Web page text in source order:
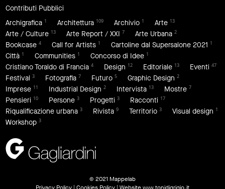
Contributi Pubblici
Archigrafica 1 Architettura 109 Archivio 1 Arte 13
Arte / Culture 13 Arte Report / XXI 7 Arte Urbana 2
Bookcase 4 Call for Artists 1 Cartoline dal Supersalone 2021 1
Città 1 Communities 1 Concorso di Idee 1
Cristiano Toraldo di Francia 4 Design 12 Editoriale 13 Eventi 47
Festival 3 Fotografia 7 Futuro 5 Graphic Design 2
Imprese 11 Industrial Design 2 Intervista 13 Mostre 7
Pensieri 10 Persone 3 Progetti 3 Racconti 17
Riqualificazione urbana 3 Rivista 9 Territorio 3 Visual design 1
Workshop 3
© 2021 Mappelab